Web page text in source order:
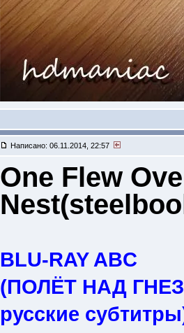
Написано: 06.11.2014, 22:57
One Flew
BLU-RAY ABC
(ПОЛЁТ НАД
русские субтитры